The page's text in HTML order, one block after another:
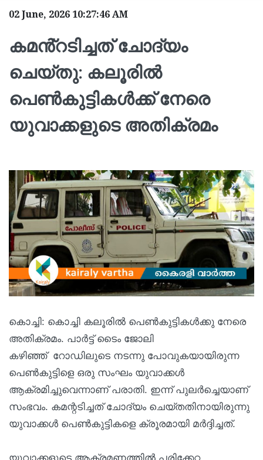
02 June, 2026 10:27:46 AM
കമൻ്റടിച്ചത് ചോദ്യം
ചെയ്തു: കലൂരില്‍
പെൺകുട്ടികൾക്ക് നേരെ
യുവാക്കളുടെ അതിക്രമം
കൊച്ചി: കൊച്ചി കലൂരില്‍ പെണ്‍കുട്ടികള്‍ക്കു നേരെ
അതിക്രമം. പാർട്ട് ടൈം ജോലി
കഴിഞ്ഞ് റോഡിലുടെ നടന്നു പോവുകയായിരുന്ന
പെണ്‍കുട്ടിളെ ഒരു സംഘം യുവാക്കള്‍
ആക്രമിച്ചുവെന്നാണ് പരാതി. ഇന്ന് പുലര്‍ച്ചെയാണ്
സംഭവം. കമന്റടിച്ചത് ചോദ്യം ചെയ്തതിനായിരുന്നു
യുവാക്കള്‍ പെണ്‍കുട്ടികളെ ക്രൂരമായി മര്‍ദ്ദിച്ചത്.